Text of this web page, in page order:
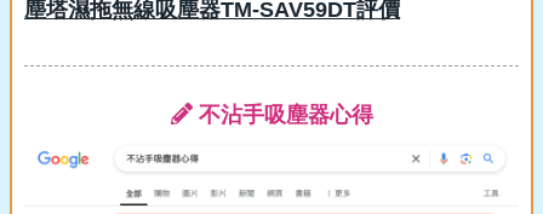
塵塔濕拖無線吸塵器TM-SAV59DT評價
不沾手吸塵器心得